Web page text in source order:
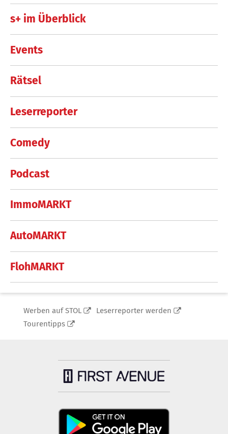
s+ im Überblick
Events
Rätsel
Leserreporter
Comedy
Podcast
ImmoMARKT
AutoMARKT
FlohMARKT
Werben auf STOL
Leserreporter werden
Tourentipps